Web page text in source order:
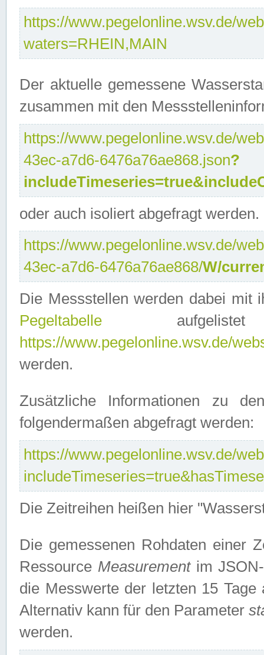
https://www.pegelonline.wsv.de/
waters=RHEIN,MAIN
Der aktuelle gemessene
zusammen mit den
https://www.pegelonline.wsv.de/
43ec-a7d6-6476a76ae868.json?
oder auch isoliert abgefragt werden.
https://www.pegelonline.wsv.de/
43ec-a7d6-6476a76ae868/W/
Die Messstellen werden dabei mit
Pegeltabelle
https://www.pegelonline.wsv.de/
werden.
Zusätzliche Informationen zu
folgendermaßen abgefragt werden:
https://www.pegelonline.wsv.de/
Die Zeitreihen heißen hier
Die gemessenen Rohdaten einer
Ressource Measurementim JSON-
die Messwerte der letzten 15
Alternativ kann für den Parameter
werden.